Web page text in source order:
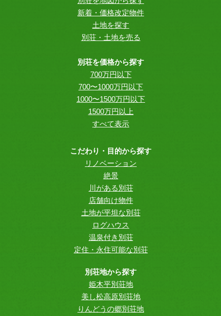
新着・価格改定物件
土地を探す
別荘・土地を売る
別荘を価格から探す
700万円以下
700〜1000万円以下
1000〜1500万円以下
1500万円以上
すべて表示
こだわり・目的から探す
リノベーション
絶景
川がある別荘
店舗向け物件
土地が平坦な別荘
ログハウス
温泉付き別荘
定住・永住可能な別荘
別荘地から探す
姫木平別荘地
美し松高原別荘地
りんどうの郷別荘地